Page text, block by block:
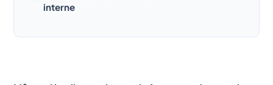
interne